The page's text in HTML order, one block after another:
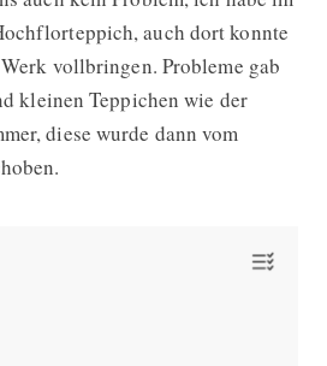
auch dort konnte
vollbringen. Probleme gab
kleinen Teppichen wie der
diese wurde dann vom